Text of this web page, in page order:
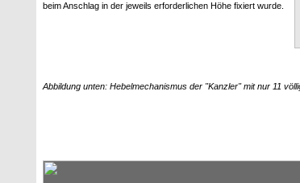
beim Anschlag in der jeweils erforderlichen Höhe fixiert wurde.
Abbildung unten: Hebelmechanismus der "Kanzler" mit nur 11